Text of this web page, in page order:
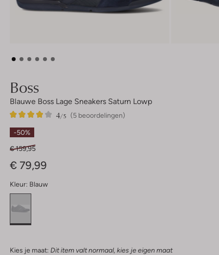
Boss
Blauwe Boss Lage Sneakers Saturn Lowp
(5 beoordelingen)
4/5
5
4
Sterren
-50%
€ 159,95
€ 79,99
Kleur: Blauw
Kies je maat: Dit item valt normaal, kies je eigen maat